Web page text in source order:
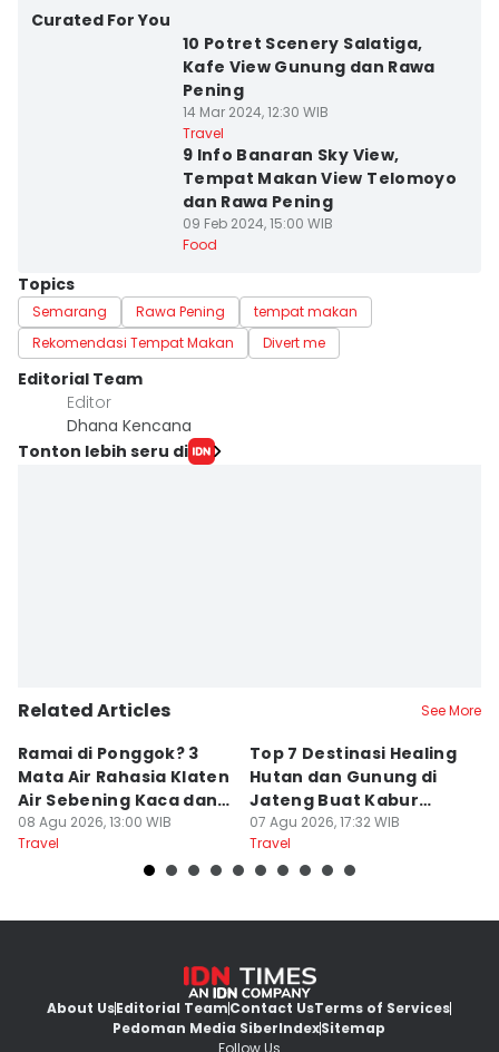
Curated For You
10 Potret Scenery Salatiga,
Kafe View Gunung dan Rawa
Pening
14 Mar 2024, 12:30 WIB
Travel
9 Info Banaran Sky View,
Tempat Makan View Telomoyo
dan Rawa Pening
09 Feb 2024, 15:00 WIB
Food
Topics
Semarang Rawa Pening
tempat makan
Rekomendasi Tempat Makan
Divert me
Editorial Team
Editor
Dhana Kencana
Tonton lebih seru di
Related Articles See More
Ramai di Ponggok? 3
Mata Air Rahasia Klaten
Air Sebening Kaca dan
Masih Sepi
08 Agu 2026, 13:00 WIB
Travel
Top 7 Destinasi Healing
Hutan dan Gunung di
Jateng Buat Kabur
Sejenak, Under Rp200
Ribu
07 Agu 2026, 17:32 WIB
Travel
About UsEditorial TeamContact UsTerms of Services
Pedoman Media SiberIndexSitemap
Follow Us